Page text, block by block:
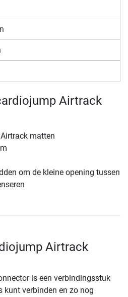
Airtrack
matten
om de kleine opening tussen
Airtrack
is een verbindingsstuk
kunt verbinden en zo nog